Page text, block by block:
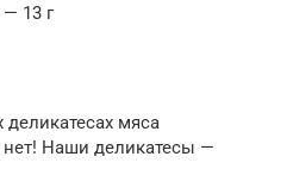
— 13 г
мяса
нет! Наши деликатесы —